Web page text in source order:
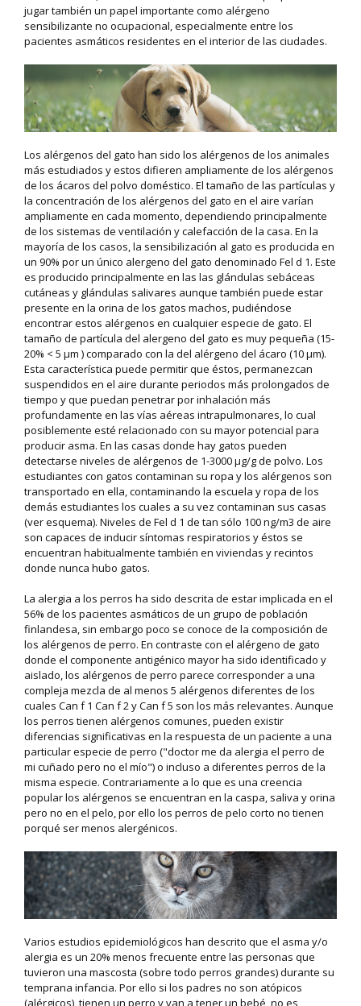
jugar también un papel importante como alérgeno
sensibilizante no ocupacional, especialmente entre los
pacientes asmáticos residentes en el interior de las ciudades.
Los alérgenos del gato han sido los alérgenos de los animales
más estudiados y estos difieren ampliamente de los alérgenos
de los ácaros del polvo doméstico. El tamaño de las partículas y
la concentración de los alérgenos del gato en el aire varían
ampliamente en cada momento, dependiendo principalmente
de los sistemas de ventilación y calefacción de la casa. En la
mayoría de los casos, la sensibilización al gato es producida en
un 90% por un único alergeno del gato denominado Fel d 1. Este
es producido principalmente en las las glándulas sebáceas
cutáneas y glándulas salivares aunque también puede estar
presente en la orina de los gatos machos, pudiéndose
encontrar estos alérgenos en cualquier especie de gato. El
tamaño de partícula del alergeno del gato es muy pequeña (15-
20% < 5 µm ) comparado con la del alérgeno del ácaro (10 µm).
Esta característica puede permitir que éstos, permanezcan
suspendidos en el aire durante periodos más prolongados de
tiempo y que puedan penetrar por inhalación más
profundamente en las vías aéreas intrapulmonares, lo cual
posiblemente esté relacionado con su mayor potencial para
producir asma. En las casas donde hay gatos pueden
detectarse niveles de alérgenos de 1-3000 µg/g de polvo. Los
estudiantes con gatos contaminan su ropa y los alérgenos son
transportado en ella, contaminando la escuela y ropa de los
demás estudiantes los cuales a su vez contaminan sus casas
(ver esquema). Niveles de Fel d 1 de tan sólo 100 ng/m3 de aire
son capaces de inducir síntomas respiratorios y éstos se
encuentran habitualmente también en viviendas y recintos
donde nunca hubo gatos.
La alergia a los perros ha sido descrita de estar implicada en el
56% de los pacientes asmáticos de un grupo de población
finlandesa, sin embargo poco se conoce de la composición de
los alérgenos de perro. En contraste con el alérgeno de gato
donde el componente antigénico mayor ha sido identificado y
aislado, los alérgenos de perro parece corresponder a una
compleja mezcla de al menos 5 alérgenos diferentes de los
cuales Can f 1 Can f 2 y Can f 5 son los más relevantes. Aunque
los perros tienen alérgenos comunes, pueden existir
diferencias significativas en la respuesta de un paciente a una
particular especie de perro ("doctor me da alergia el perro de
mi cuñado pero no el mío") o incluso a diferentes perros de la
misma especie. Contrariamente a lo que es una creencia
popular los alérgenos se encuentran en la caspa, saliva y orina
pero no en el pelo, por ello los perros de pelo corto no tienen
porqué ser menos alergénicos.
Varios estudios epidemiológicos han descrito que el asma y/o
alergia es un 20% menos frecuente entre las personas que
tuvieron una mascosta (sobre todo perros grandes) durante su
temprana infancia. Por ello si los padres no son atópicos
(alérgicos), tienen un perro y van a tener un bebé, no es